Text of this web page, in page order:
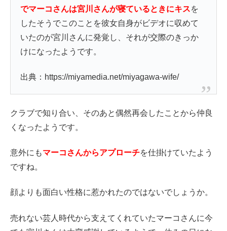
でマーコさんは宮川さんが寝ているときにキスを
したそうでこのことを彼女自身がビデオに収めて
いたのが宮川さんに発覚し、それが交際のきっか
けになったようです。
出典：https://miyamedia.net/miyagawa-wife/
クラブで知り合い、そのあと偶然再会したことから仲良
くなったようです。
意外にもマーコさんからアプローチを仕掛けていたよう
ですね。
顔よりも面白い性格に惹かれたのではないでしょうか。
売れない芸人時代から支えてくれていたマーコさんに今